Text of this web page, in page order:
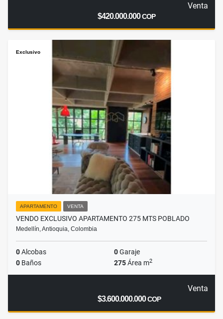
Venta
$420.000.000COP
Exclusivo
APARTAMENTO VENTA
VENDO EXCLUSIVO APARTAMENTO 275 MTS POBLADO
Medellín, Antioquia, Colombia
0Alcobas 0Garaje
0 Baños 275Área m2
Venta
$3.600.000.000COP